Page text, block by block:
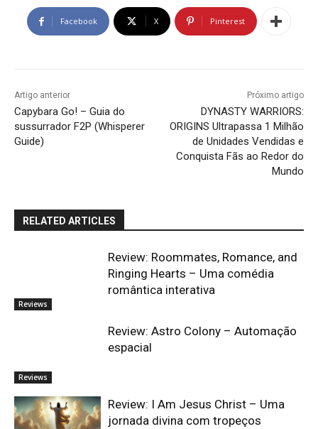
Facebook X Pinterest
Artigo anterior
Capybara Go! – Guia do
sussurrador F2P (Whisperer
Guide)
Próximo artigo
DYNASTY WARRIORS:
ORIGINS Ultrapassa 1 Milhão
de Unidades Vendidas e
Conquista Fãs ao Redor do
Mundo
RELATED ARTICLES
Reviews
Review: Roommates, Romance, and
Ringing Hearts – Uma comédia
romântica interativa
Reviews
Review: Astro Colony – Automação
espacial
Review: I Am Jesus Christ – Uma
jornada divina com tropeços